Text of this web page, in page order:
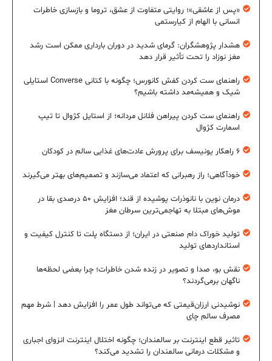
«پس از عاشقی»؛ روایتی متفاوت از عشق، تروما و بازسازی خاطرات
انسانی با الهام از کیارستمی
هشدار پژوهشگران: گرمای شدید در دوران بارداری ممکن است رشد
مغز نوزاد را تحت تأثیر قرار دهد
راهنمای ست کردن کفش کانورس؛ چگونه با کتانی Converse استایلی
شیک و همیشه‌مد داشته باشیم؟
راهنمای ست کردن پیراهن فلانل مردانه؛ از استایل کژوال تا تیپ
اسمارت کژوال
۶ راهکار یونیسف برای پرورش عادت‌های غذایی سالم در کودکان
خودآگاهی؛ راز رهبرانی که اعتماد می‌سازند و تصمیم‌های بهتر می‌گیرند
درمان نوین با نانوذرات پوشیده از قند؛ افزایش ۵۰ درصدی بقا در
موش‌های مبتلا به تهاجمی‌ترین سرطان مغز
تولید خوراک دام صنعتی در ایران؛ از دستگاه پلت تا کنترل کیفیت و
استانداردهای تولید
نقش بو، صدا و تصویر در زنده شدن خاطرات؛ چرا بعضی لحظه‌ها
ناگهان برمی‌گردند؟
نوشیدنی ارزان‌قیمتی که می‌تواند طول عمر را افزایش دهد | شرط مهم
مصرف سالم چای
تاثیر قطع اینترنت بر سالمندان؛ چگونه اختلال اینترنت انزوای اجباری
و مشکلات درمانی سالمندان را تشدید می‌کند؟